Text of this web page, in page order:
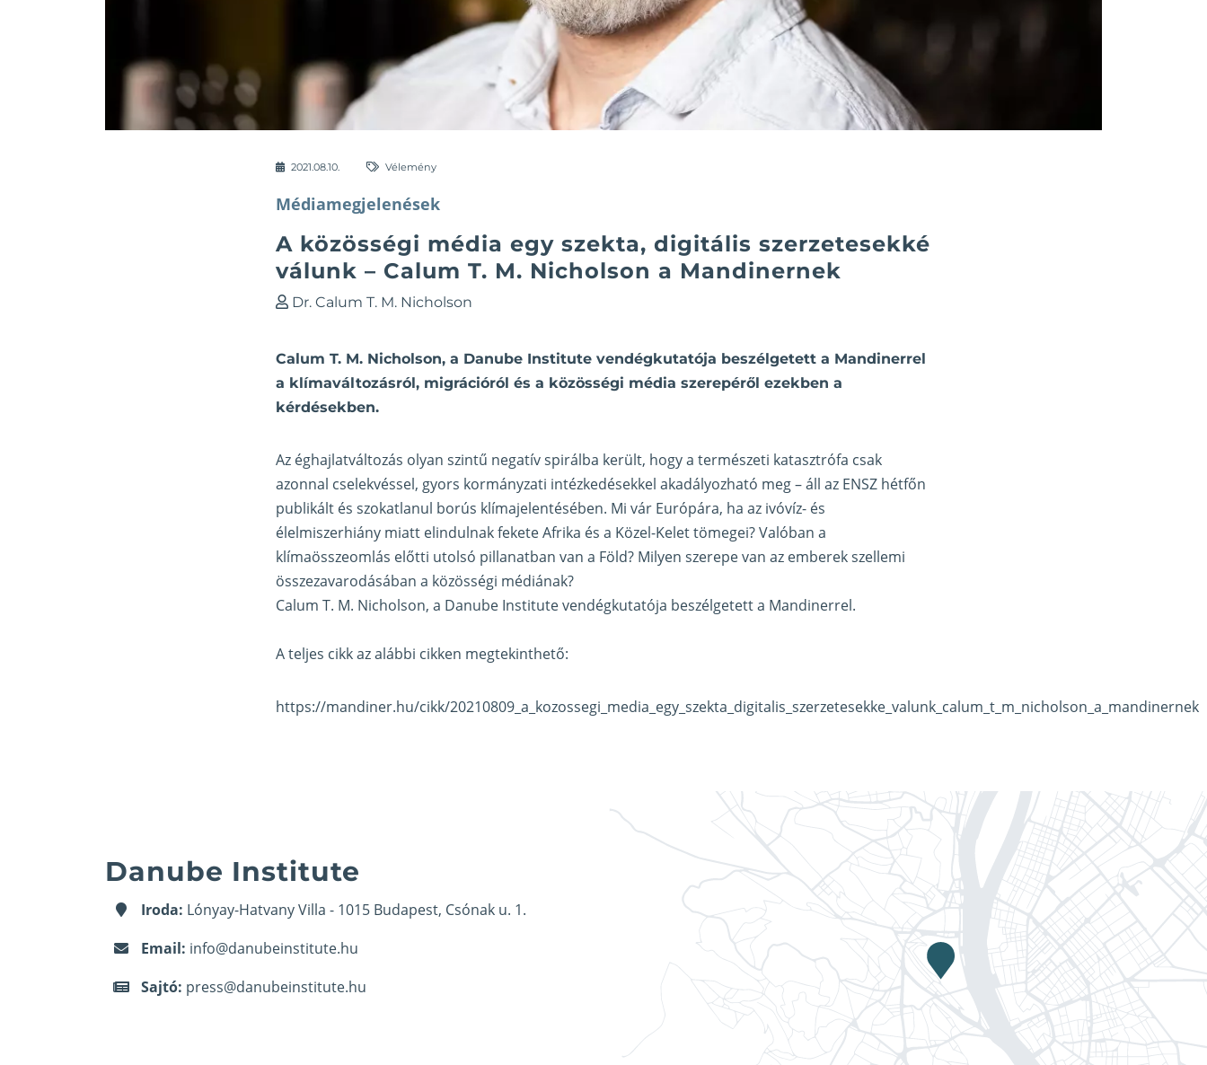
2021.08.10. Vélemény
Médiamegjelenések
A közösségi média egy szekta, digitális szerzetesekké
válunk – Calum T. M. Nicholson a Mandinernek
Dr. Calum T. M. Nicholson
Calum T. M. Nicholson, a Danube Institute vendégkutatója beszélgetett a Mandinerrel
a klímaváltozásról, migrációról és a közösségi média szerepéről ezekben a
kérdésekben.
Az éghajlatváltozás olyan szintű negatív spirálba került, hogy a természeti katasztrófa csak
azonnal cselekvéssel, gyors kormányzati intézkedésekkel akadályozható meg – áll az ENSZ hétfőn
publikált és szokatlanul borús klímajelentésében. Mi vár Európára, ha az ivóvíz- és
élelmiszerhiány miatt elindulnak fekete Afrika és a Közel-Kelet tömegei? Valóban a
klímaösszeomlás előtti utolsó pillanatban van a Föld? Milyen szerepe van az emberek szellemi
összezavarodásában a közösségi médiának?
Calum T. M. Nicholson, a Danube Institute vendégkutatója beszélgetett a Mandinerrel.
A teljes cikk az alábbi cikken megtekinthető:
https://mandiner.hu/cikk/20210809_a_kozossegi_media_egy_szekta_digitalis_szerzetesekke_valunk_calum_t_m_nicholson_a_mandinernek
Danube Institute
Iroda: Lónyay-Hatvany Villa - 1015 Budapest, Csónak u. 1.
Email: info@danubeinstitute.hu
Sajtó: press@danubeinstitute.hu